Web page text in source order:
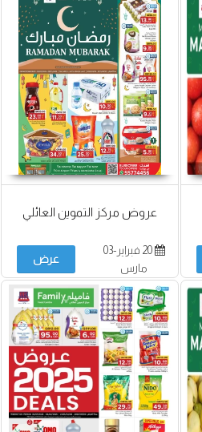
عروض مركز التموين العائلي
20 فبراير-03
مارس
عرض